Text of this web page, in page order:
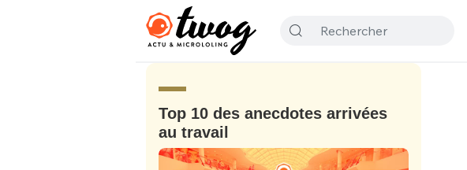
Top 10 des anecdotes arrivées
au travail